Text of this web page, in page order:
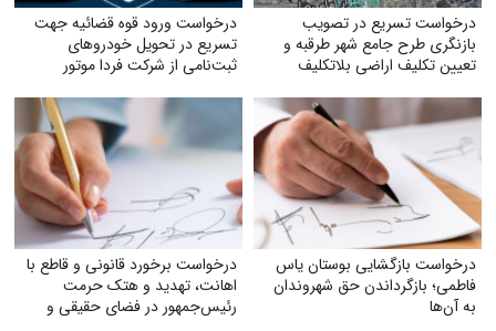
درخواست تسریع در تصویب
بازنگری طرح جامع شهر طرقبه و
تعیین تکلیف اراضی بلاتکلیف
درخواست ورود قوه قضائیه جهت
تسریع در تحویل خودروهای
ثبت‌نامی از شرکت فردا موتور
درخواست بازگشایی بوستان یاس
فاطمی؛ بازگرداندن حق شهروندان
به آن‌ها
درخواست برخورد قانونی و قاطع با
اهانت، تهدید و هتک حرمت
رئیس‌جمهور در فضای حقیقی و